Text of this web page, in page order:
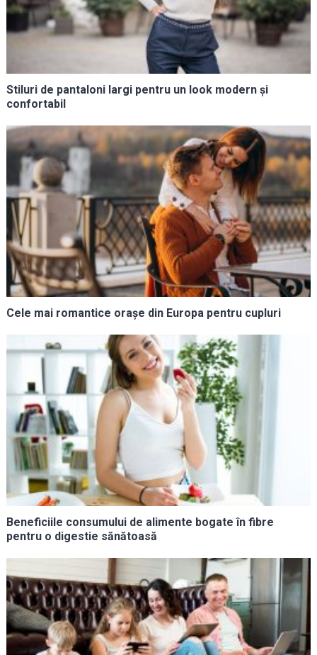
Stiluri de pantaloni largi pentru un look modern și
confortabil
Cele mai romantice orașe din Europa pentru cupluri
Beneficiile consumului de alimente bogate în fibre
pentru o digestie sănătoasă